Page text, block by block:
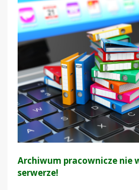
Archiwum pracownicze nie
serwerze!